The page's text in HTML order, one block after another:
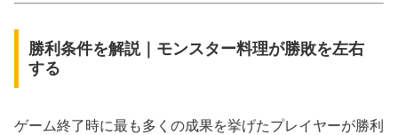
勝利条件を解説｜モンスター料理が勝敗を左右
する
ゲーム終了時に最も多くの成果を挙げたプレイヤーが勝利